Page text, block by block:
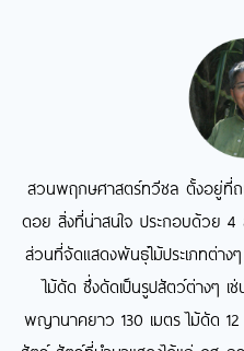
สวนพฤกษศาสตร์ทวีชล ตั้งอยู่ที่ถ
ดอย สิ่งที่น่าสนใจ ประกอบด้วย 4
ส่วนที่จัดแสดงพันธุ์ไม้ประเภทต่า
ไม้ดัด ซึ่งดัดเป็นรูปสัตว์ต่างๆ
พญานาคยาว 130 เมตร ไม้ดัด